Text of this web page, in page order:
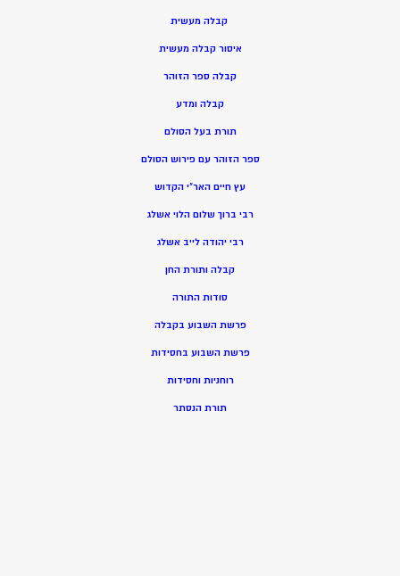
קבלה מעשית
איסור קבלה מעשית
קבלה ספר הזוהר
קבלה ומדע
תורת בעל הסולם
ספר הזוהר עם פירוש הסולם
עץ חיים האר”י הקדוש
רבי ברוך שלום הלוי אשלג
רבי יהודה לייב אשלג
קבלה ותורת החן
סודות התורה
פרשת השבוע בקבלה
פרשת השבוע בחסידות
רוחניות וחסידות
תורת הנסתר